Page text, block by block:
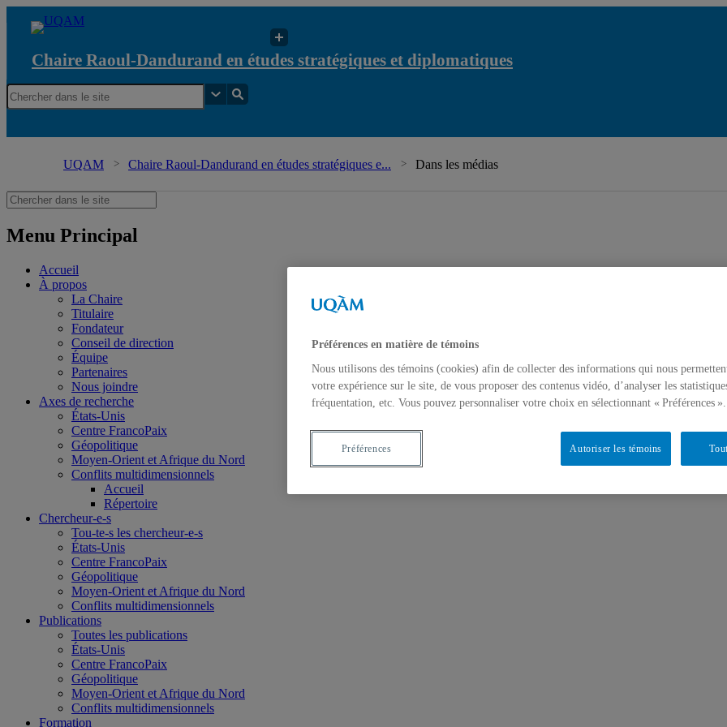
Chaire Raoul-Dandurand en études stratégiques et diplomatiques
UQAM Chaire Raoul-Dandurand en études stratégiques e... Dans les médias
Menu Principal
Accueil
À propos
La Chaire
Titulaire
Fondateur
Conseil de direction
Équipe
Partenaires
Nous joindre
Axes de recherche
États-Unis
Centre FrancoPaix
Géopolitique
Moyen-Orient et Afrique du Nord
Conflits multidimensionnels
Accueil
Répertoire
Chercheur-e-s
Tou-te-s les chercheur-e-s
États-Unis
Centre FrancoPaix
Géopolitique
Moyen-Orient et Afrique du Nord
Conflits multidimensionnels
Publications
Toutes les publications
États-Unis
Centre FrancoPaix
Géopolitique
Moyen-Orient et Afrique du Nord
Conflits multidimensionnels
Formation
Préférences en matière de témoins
Nous utilisons des témoins (cookies) afin de collecter des informations qui nous
votre expérience sur le site, de vous proposer des contenus vidéo, d’analyser les
fréquentation, etc. Vous pouvez personnaliser votre choix en sélectionnant « Préférences ».
Autoriser les témoins
Préférences